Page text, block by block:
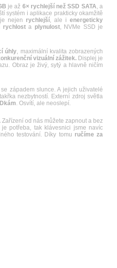
je až 6× rychlejší než SSD SATA, a
systém i aplikace prakticky okamžitě
nejen rychlejší, ale ienergeticky
rychlosta plynulost, NVMe SSD je
úhly, maximální kvalita zobrazených
vizuální zážitek.Displej je
Obraz je živý, sytý a hlavně ničím
západem slunce. A jejich uživatelé
nezbytností. Externí zdroj světla
. Osvítí, ale neoslepí.
Zařízení od nás můžete zapnout a bez
potřeba, tak klávesnici jsme navíc
testování. Díky tomu ručíme za